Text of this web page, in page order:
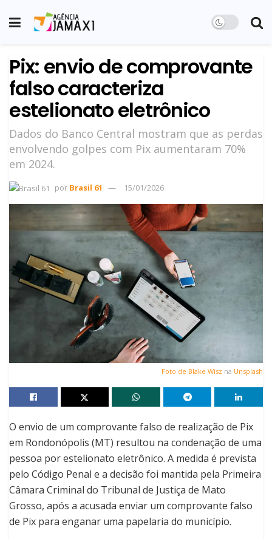
Pix: envio de comprovante
falso caracteriza
estelionato eletrônico
Dados do Banco Central mostram que as perdas
envolvendo golpes com Pix aumentaram 70%
em 2024.
por Brasil 61 15/01/2026
Foto de Blake Wisz na Unsplash
O envio de um comprovante falso de realização de Pix
em Rondonópolis (MT) resultou na condenação de uma
pessoa por estelionato eletrônico. A medida é prevista
pelo Código Penal e a decisão foi mantida pela Primeira
Câmara Criminal do Tribunal de Justiça de Mato
Grosso, após a acusada enviar um comprovante falso
de Pix para enganar uma papelaria do município.